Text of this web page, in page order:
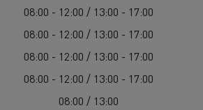
08:00 - 12:00 / 13:00 - 17:00
08:00 - 12:00 / 13:00 - 17:00
08:00 - 12:00 / 13:00 - 17:00
08:00 - 12:00 / 13:00 - 17:00
08:00 / 13:00